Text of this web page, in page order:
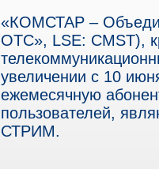
«КОМСТАР –
ОТС», LSE: CMST),
увеличении с 10
ежемесячную
пользователей,
СТРИМ.